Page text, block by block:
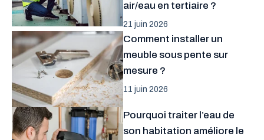
air/eau en tertiaire ?
21 juin 2026
Comment installer un
meuble sous pente sur
mesure ?
11 juin 2026
Pourquoi traiter l’eau de
son habitation améliore le